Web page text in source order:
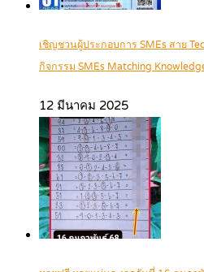
เชิญชวนผู้ประกอบการ SMEs สาย
กิจกรรม SMEs Matching
12 มีนาคม 2025